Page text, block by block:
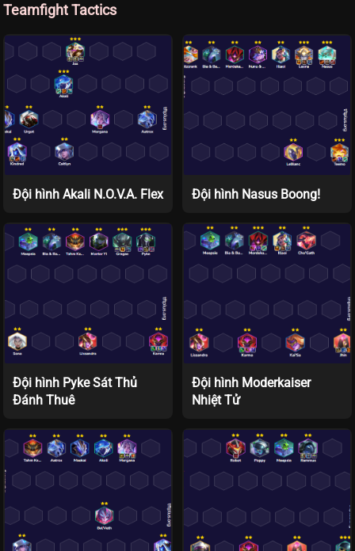
Teamfight Tactics
Đội hình Akali N.O.V.A. Flex Đội hình Nasus Boong!
Đội hình Pyke Sát Thủ
Đánh Thuê
Đội hình Moderkaiser
Nhiệt Tử